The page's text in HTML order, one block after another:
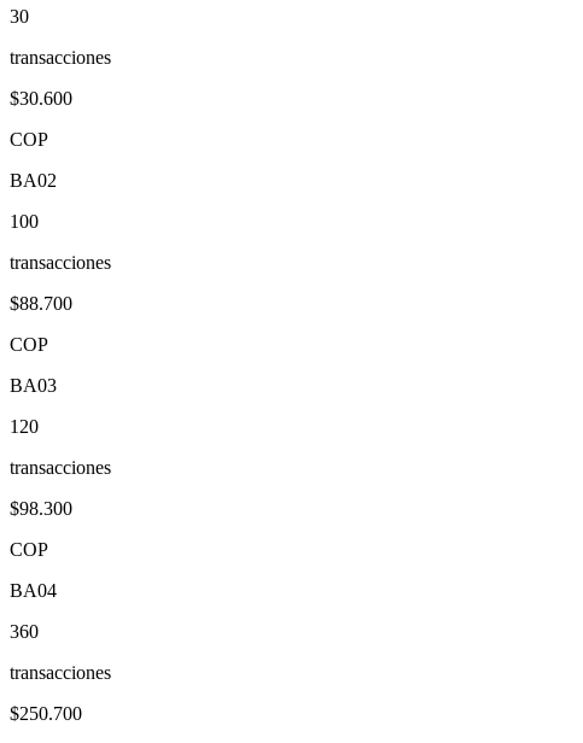
30
transacciones
$30.600
COP
BA02
100
transacciones
$88.700
COP
BA03
120
transacciones
$98.300
COP
BA04
360
transacciones
$250.700